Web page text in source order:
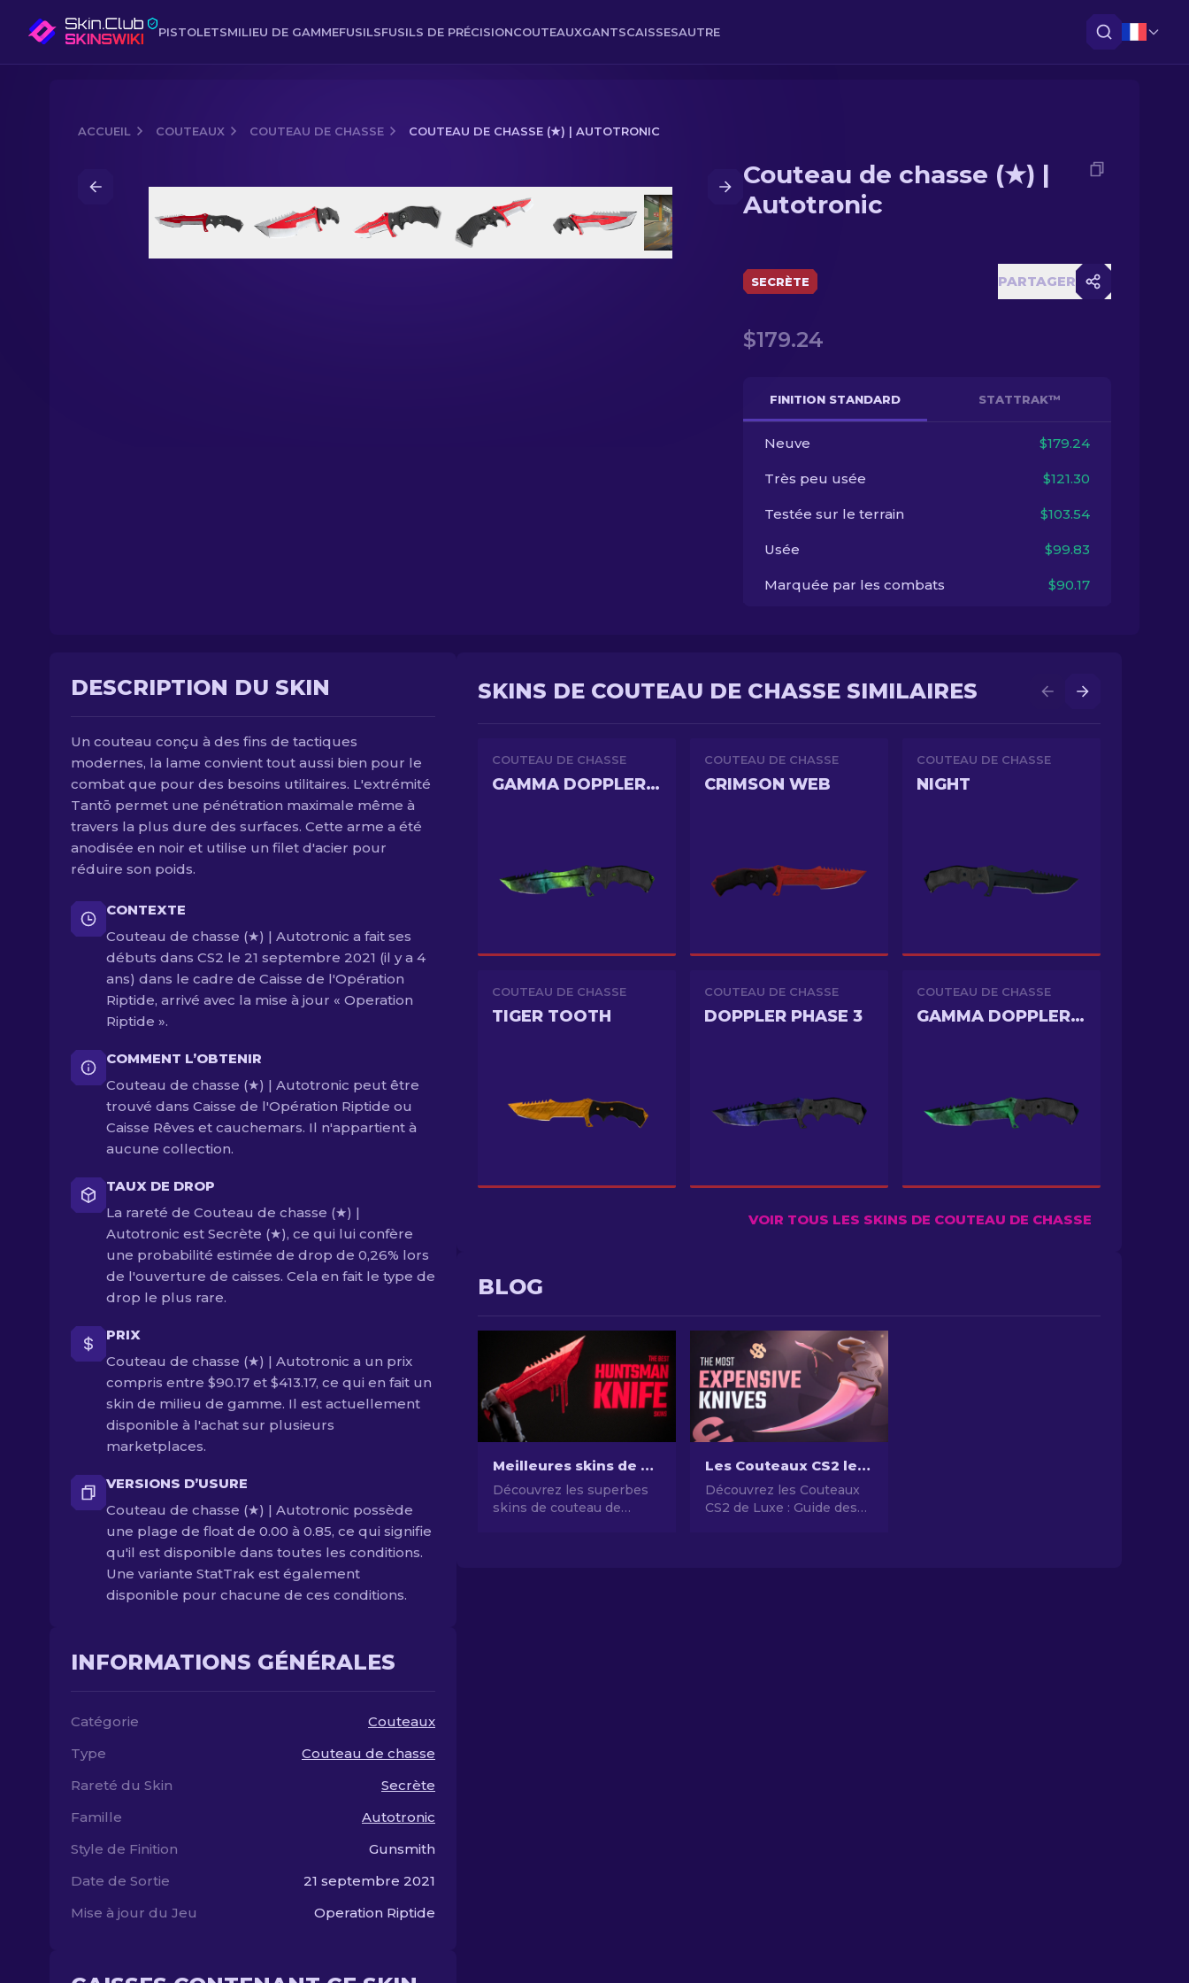
PISTOLETSMILIEU DE GAMMEFUSILSFUSILS DE PRÉCISIONCOUTEAUXGANTSCAISSESAUTRE
ACCUEIL COUTEAUX COUTEAU DE CHASSE COUTEAU DE CHASSE (★) | AUTOTRONIC
Couteau de chasse (★) |
Autotronic
SECRÈTE PARTAGER
$179.24
FINITION STANDARD STATTRAK™
Neuve $179.24
Très peu usée $121.30
Testée sur le terrain $103.54
Usée $99.83
Marquée par les combats $90.17
DESCRIPTION DU SKIN
Un couteau conçu à des fins de tactiques
modernes, la lame convient tout aussi bien pour le
combat que pour des besoins utilitaires. L'extrémité
Tantō permet une pénétration maximale même à
travers la plus dure des surfaces. Cette arme a été
anodisée en noir et utilise un filet d'acier pour
réduire son poids.
CONTEXTE
Couteau de chasse (★) | Autotronic a fait ses
débuts dans CS2 le 21 septembre 2021 (il y a 4
ans) dans le cadre de Caisse de l'Opération
Riptide, arrivé avec la mise à jour « Operation
Riptide ».
COMMENT L’OBTENIR
Couteau de chasse (★) | Autotronic peut être
trouvé dans Caisse de l'Opération Riptide ou
Caisse Rêves et cauchemars. Il n'appartient à
aucune collection.
TAUX DE DROP
La rareté de Couteau de chasse (★) |
Autotronic est Secrète (★), ce qui lui confère
une probabilité estimée de drop de 0,26% lors
de l'ouverture de caisses. Cela en fait le type de
drop le plus rare.
PRIX
Couteau de chasse (★) | Autotronic a un prix
compris entre $90.17 et $413.17, ce qui en fait un
skin de milieu de gamme. Il est actuellement
disponible à l'achat sur plusieurs
marketplaces.
VERSIONS D’USURE
Couteau de chasse (★) | Autotronic possède
une plage de float de 0.00 à 0.85, ce qui signifie
qu'il est disponible dans toutes les conditions.
Une variante StatTrak est également
disponible pour chacune de ces conditions.
INFORMATIONS GÉNÉRALES
Catégorie
Couteaux
Type
Couteau de chasse
Rareté du Skin
Secrète
Famille
Autotronic
Style de Finition
Gunsmith
Date de Sortie
21 septembre 2021
Mise à jour du Jeu
Operation Riptide
SKINS DE COUTEAU DE CHASSE SIMILAIRES
COUTEAU DE CHASSE
GAMMA DOPPLER PHASE 4
COUTEAU DE CHASSE
CRIMSON WEB
COUTEAU DE CHASSE
NIGHT
COUTEAU DE CHASSE
TIGER TOOTH
COUTEAU DE CHASSE
DOPPLER PHASE 3
COUTEAU DE CHASSE
GAMMA DOPPLER PHASE 2
VOIR TOUS LES SKINS DE COUTEAU DE CHASSE
BLOG
Meilleures skins de couteau de chasseur dans CS2 [2026]
Découvrez les superbes
skins de couteau de
Les Couteaux CS2 les Plus Chers [2026]
Découvrez les Couteaux
CS2 de Luxe : Guide des